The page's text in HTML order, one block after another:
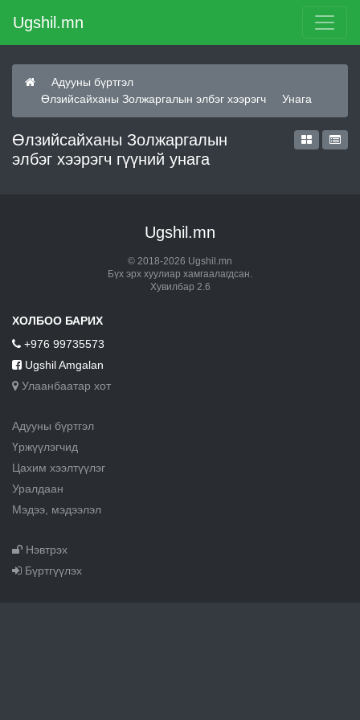
Ugshil.mn
Адууны бүртгэл
Өлзийсайханы Золжаргалын элбэг хээрэгч
Унага
Өлзийсайханы Золжаргалын
элбэг хээрэгч гүүний унага
Ugshil.mn
© 2018-2026 Ugshil.mn
Бүх эрх хуулиар хамгаалагдсан.
Хувилбар 2.6
ХОЛБОО БАРИХ
+976 99735573
Ugshil Amgalan
Улаанбаатар хот
Адууны бүртгэл
Үржүүлэгчид
Цахим хээлтүүлэг
Уралдаан
Мэдээ, мэдээлэл
Нэвтрэх
Бүртгүүлэх